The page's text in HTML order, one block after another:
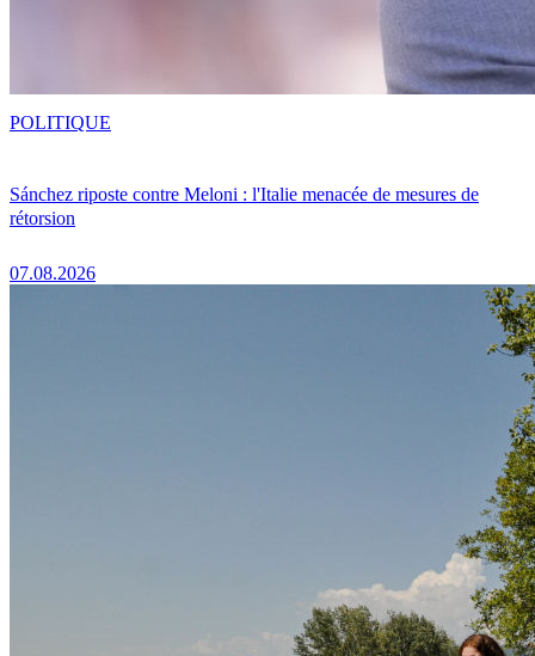
Sánchez riposte contre Meloni : l'Italie menacée de mesures de
rétorsion
07.08.2026
POLITIQUE